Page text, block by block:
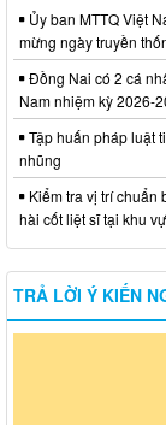
Ủy ban MTTQ Việt
mừng ngày truyền
Đồng Nai có 2 cá
Nam nhiệm kỳ 2026-
Tập huấn pháp luật
nhũng
Kiểm tra vị trí chuẩn
hài cốt liệt sĩ tại khu
TRẢ LỜI Ý KIẾN